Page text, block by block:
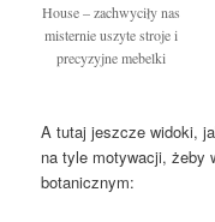
House – zachwyciły nas
misternie uszyte stroje i
precyzyjne mebelki
A tutaj jeszcze widoki,
na tyle motywacji, żeby
botanicznym: